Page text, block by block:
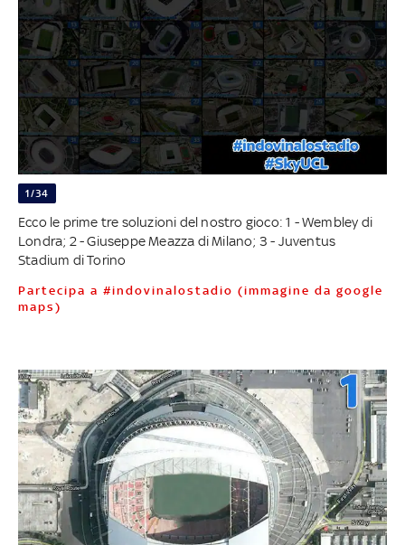
1/34
Ecco le prime tre soluzioni del nostro gioco: 1 - Wembley di
Londra; 2 - Giuseppe Meazza di Milano; 3 - Juventus
Stadium di Torino
Partecipa a #indovinalostadio (immagine da google
maps)